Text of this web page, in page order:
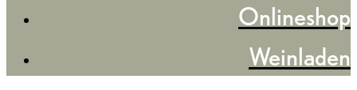
Onlineshop
Weinladen